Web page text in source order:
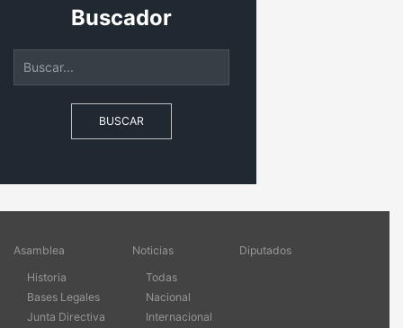
Buscador
BUSCAR
Asamblea
Historia
Bases Legales
Junta Directiva
Noticias
Todas
Nacional
Internacional
Diputados